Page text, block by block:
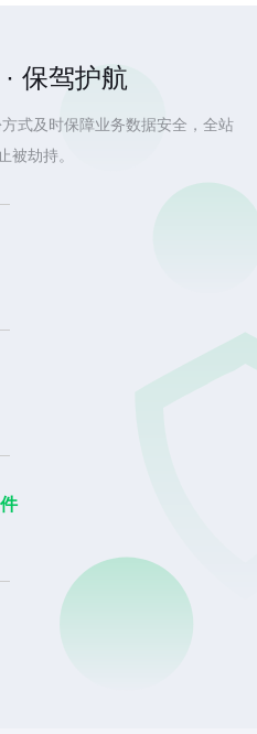
保驾护航
式及时保障业务数据安全，全站
被劫持。
件